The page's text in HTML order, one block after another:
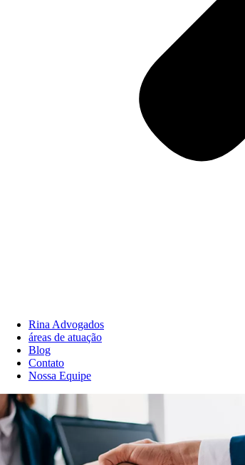
Rina Advogados
áreas de atuação
Blog
Contato
Nossa Equipe